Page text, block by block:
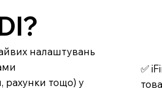
налаштувань
рахунки тощо) у
✅